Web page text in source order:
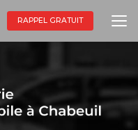
RAPPEL GRATUIT